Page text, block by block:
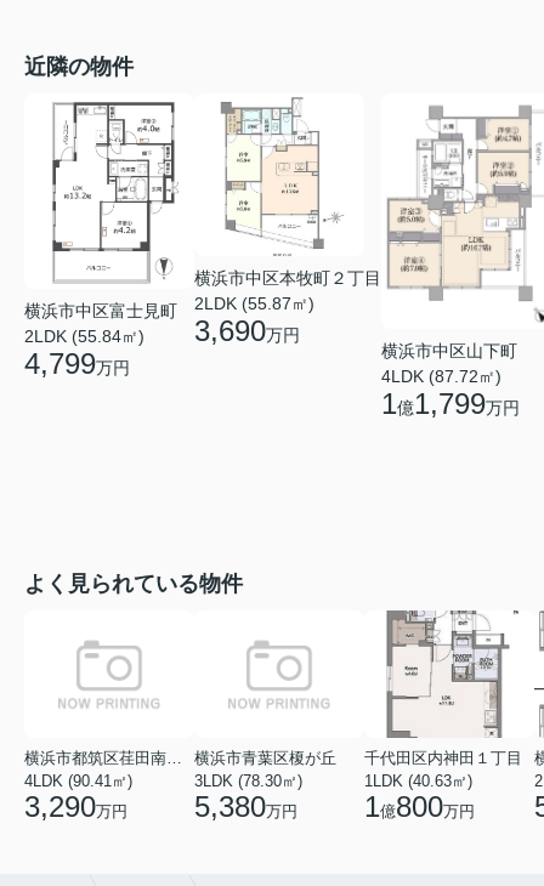
近隣の物件
横浜市中区富士見町
2LDK (55.84㎡)
4,799万円
横浜市中区本牧町２丁目
2LDK (55.87㎡)
3,690万円
横浜市中区山下町
4LDK (87.72㎡)
1億1,799万円
よく見られている物件
4LDK (90.41㎡)
3,290万円
横浜市青葉区榎が丘
3LDK (78.30㎡)
5,380万円
千代田区内神田１丁目
1LDK (40.63㎡)
1億800万円